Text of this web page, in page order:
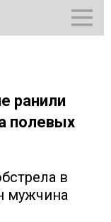
ранили
полевых
в
мужчина